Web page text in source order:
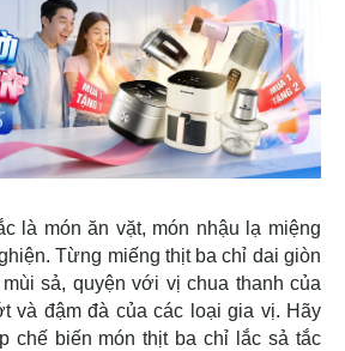
là món ăn vặt, món nhậu lạ miệng
Từng miếng thịt ba chỉ dai giòn
sả, quyện với vị chua thanh của
và đậm đà của các loại gia vị. Hãy
chế biến món thịt ba chỉ lắc sả tắc